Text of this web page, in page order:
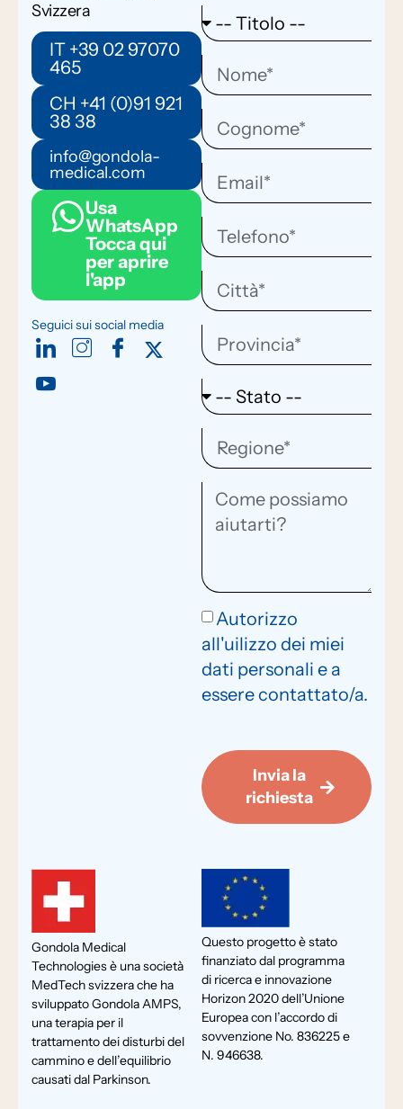
Svizzera
IT +39 02 97070
465
CH +41 (0)91 921
38 38
info@gondola-
medical.com
Usa
WhatsApp
Tocca qui
per aprire
l'app
Seguici sui social media
Autorizzo
all'uilizzo dei miei
dati personali e a
essere contattato/a.
Invia la
richiesta
Gondola Medical
Technologies è una società
MedTech svizzera che ha
sviluppato Gondola AMPS,
una terapia per il
trattamento dei disturbi del
cammino e dell’equilibrio
causati dal Parkinson.
Questo progetto è stato
finanziato dal programma
di ricerca e innovazione
Horizon 2020 dell’Unione
Europea con l’accordo di
sovvenzione No. 836225 e
N. 946638.